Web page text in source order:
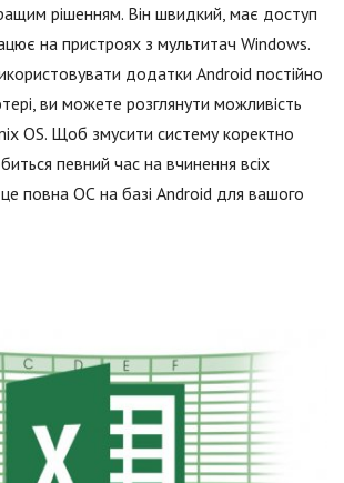
рішенням. Він швидкий, має доступ
на пристроях з мультитач Windows.
додатки Android постійно
ви можете розглянути можливість
OS. Щоб змусити систему коректно
певний час на вчинення всіх
повна ОС на базі Android для вашого